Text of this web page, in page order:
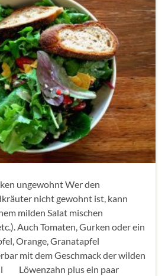
ungewohnt Wer den
nicht gewohnt ist, kann
milden Salat mischen
Auch Tomaten, Gurken oder ein
Orange, Granatapfel
mit dem Geschmack der wilden
Löwenzahn plus ein paar